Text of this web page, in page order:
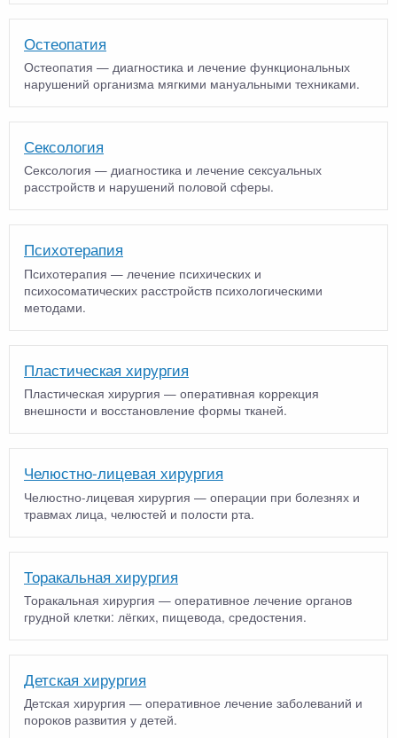
Остеопатия
Остеопатия — диагностика и лечение функциональных
нарушений организма мягкими мануальными техниками.
Сексология
Сексология — диагностика и лечение сексуальных
расстройств и нарушений половой сферы.
Психотерапия
Психотерапия — лечение психических и
психосоматических расстройств психологическими
методами.
Пластическая хирургия
Пластическая хирургия — оперативная коррекция
внешности и восстановление формы тканей.
Челюстно-лицевая хирургия
Челюстно-лицевая хирургия — операции при болезнях и
травмах лица, челюстей и полости рта.
Торакальная хирургия
Торакальная хирургия — оперативное лечение органов
грудной клетки: лёгких, пищевода, средостения.
Детская хирургия
Детская хирургия — оперативное лечение заболеваний и
пороков развития у детей.